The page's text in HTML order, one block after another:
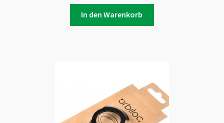
In den Warenkorb